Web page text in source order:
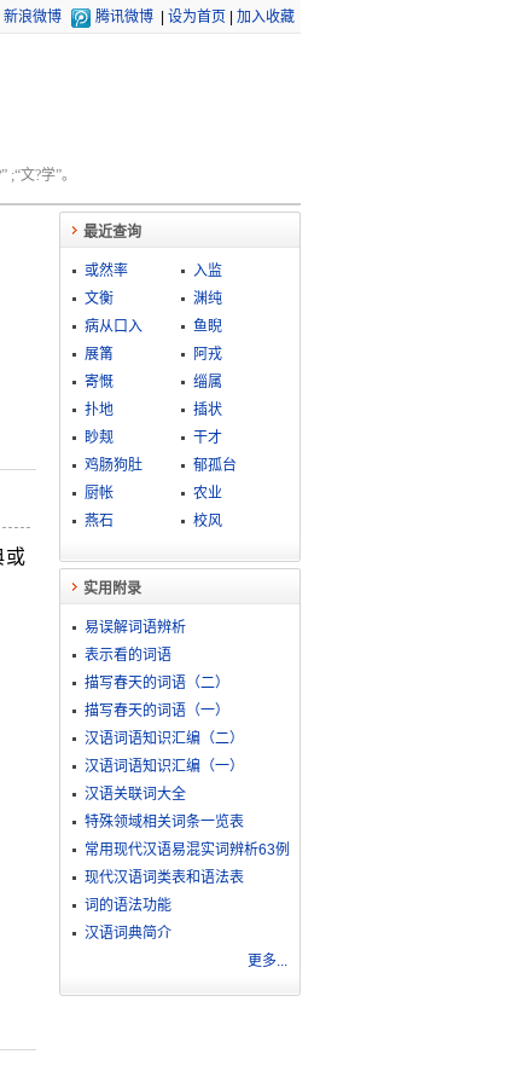
新浪微博 腾讯微博 设为首页 加入收藏
文?学”。
或
最近查询
或然率
入监
文衡
渊纯
病从口入
鱼睨
展筩
阿戎
寄慨
缁属
扑地
插状
眇觌
干才
鸡肠狗肚
郁孤台
厨帐
农业
燕石
校风
实用附录
易误解词语辨析
表示看的词语
描写春天的词语（二）
描写春天的词语（一）
汉语词语知识汇编（二）
汉语词语知识汇编（一）
汉语关联词大全
特殊领域相关词条一览表
常用现代汉语易混实词辨析63例
现代汉语词类表和语法表
词的语法功能
汉语词典简介
更多...